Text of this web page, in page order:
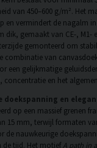
van 450–600 g/m². Het
en vermindert de nagalm in
dik, gemaakt van CE-, M1-
gemonteerd om
combinatie van
een gelijkmatige
concentratie en het
doekspanning en
op een massief grenen
15 mm, terwijl formaten
de nauwkeurige
tijd. Het motiefA path in